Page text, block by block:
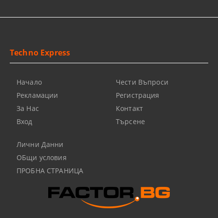
Techno Express
Начало
Рекламации
За Нас
Вход
Чести Въпроси
Регистрация
Контакт
Търсене
Лични Данни
ОБщи условия
ПРОБНА СТРАНИЦА